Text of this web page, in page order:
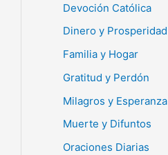
Devoción Católica
Dinero y Prosperidad
Familia y Hogar
Gratitud y Perdón
Milagros y Esperanza
Muerte y Difuntos
Oraciones Diarias